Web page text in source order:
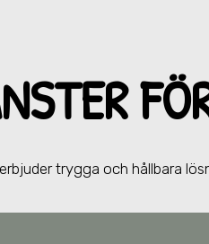
trygga och hållbara